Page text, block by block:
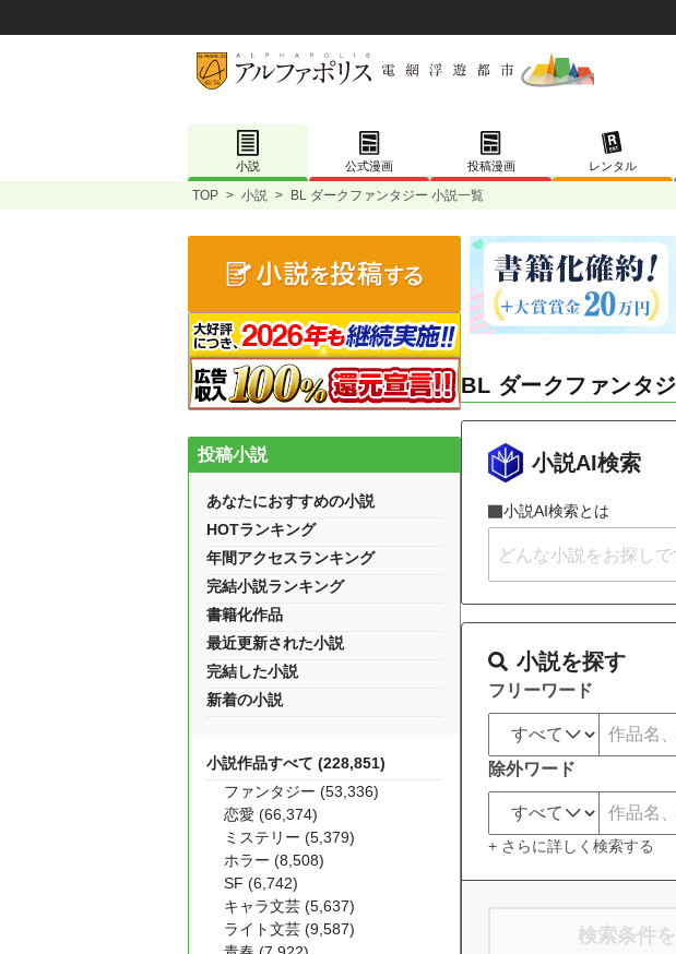
小説 公式漫画 投稿漫画 レンタル
TOP > 小説 > BL ダークファンタジー 小説一覧
BL ダークファンタ
小説AI検索
小説AI検索とは
小説を探す
フリーワード
除外ワード
+ さらに詳しく検索する
検索条件
投稿小説
あなたにおすすめの小説
HOTランキング
年間アクセスランキング
完結小説ランキング
書籍化作品
最近更新された小説
完結した小説
新着の小説
小説作品すべて (228,851)
ファンタジー (53,336)
恋愛 (66,374)
ミステリー (5,379)
ホラー (8,508)
SF (6,742)
キャラ文芸 (5,637)
ライト文芸 (9,587)